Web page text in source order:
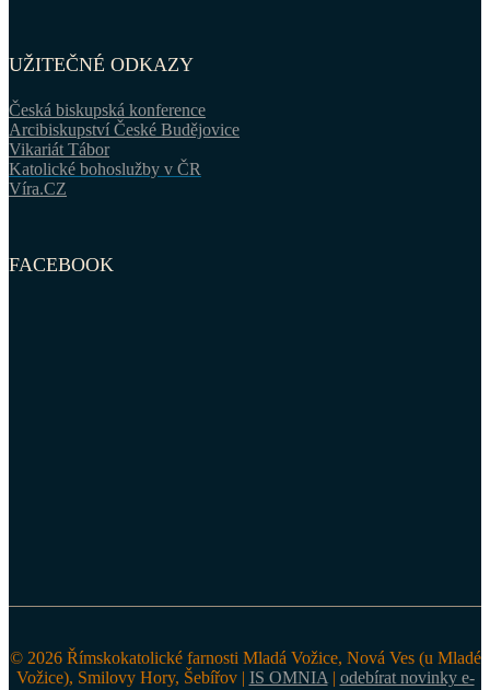
UŽITEČNÉ ODKAZY
Česká biskupská konference
Arcibiskupství České Budějovice
Vikariát Tábor
Katolické bohoslužby v ČR
Víra.CZ
FACEBOOK
© 2026 Římskokatolické farnosti Mladá Vožice, Nová Ves (u Mladé
Vožice), Smilovy Hory, Šebířov | IS OMNIA | odebírat novinky e-